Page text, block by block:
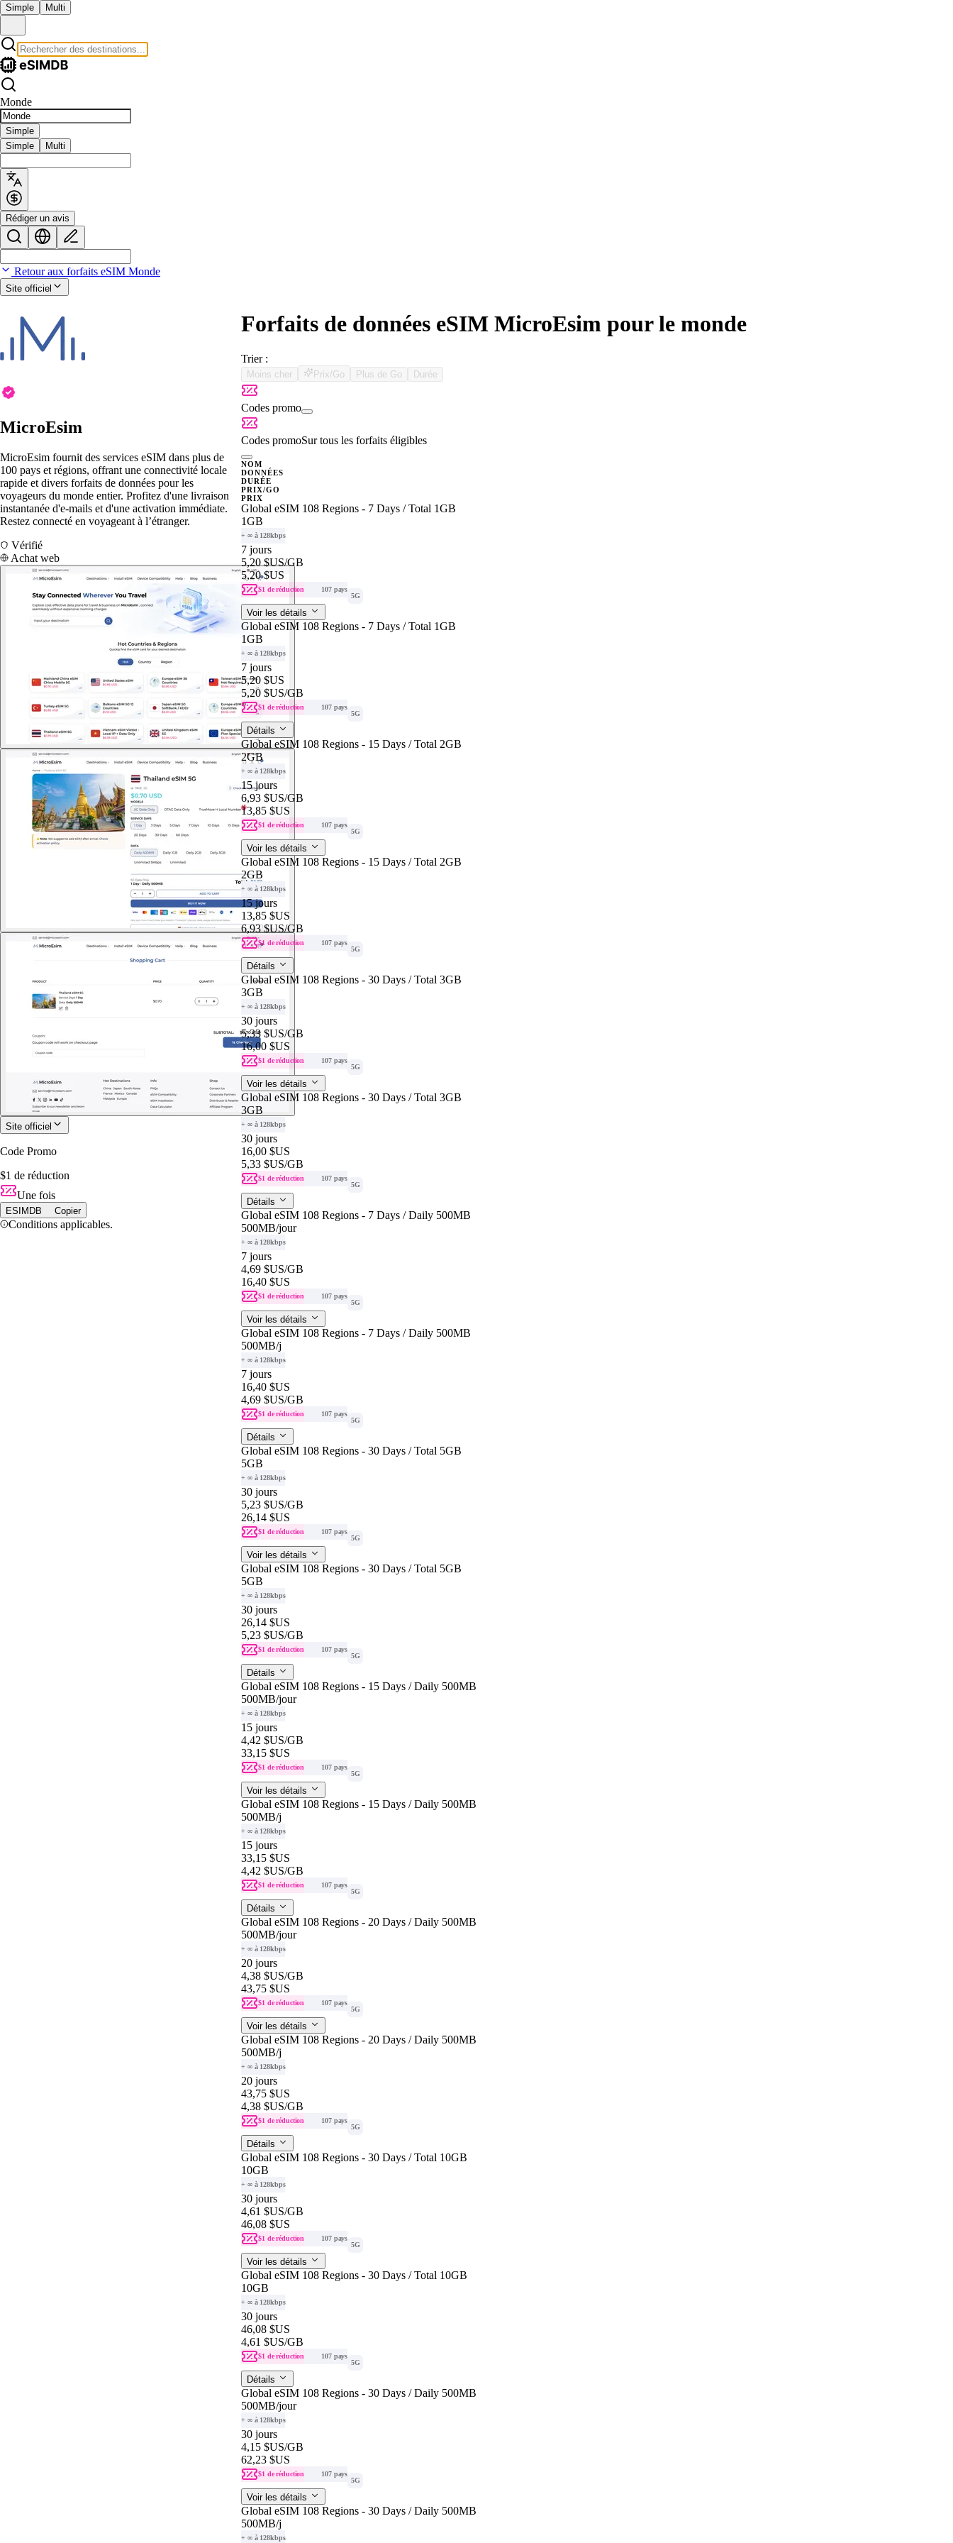
Simple Multi
Monde
Simple
Simple
Multi
Rédiger un avis
Retour aux forfaits eSIM Monde
Site officiel
MicroEsim
MicroEsim fournit des services eSIM dans plus de
100 pays et régions, offrant une connectivité locale
rapide et divers forfaits de données pour les
voyageurs du monde entier. Profitez d'une livraison
instantanée d'e-mails et d'une activation immédiate.
Restez connecté en voyageant à l’étranger.
Vérifié
Achat web
Site officiel
Code Promo
$1 de réduction
Une fois
ESIMDB Copier
Conditions applicables.
Forfaits de données eSIM MicroEsim pour le monde
Trier :
Moins cher Prix/Go Plus de Go Durée
Codes promo
Codes promoSur tous les forfaits éligibles
NOM
DONNÉES
DURÉE
PRIX/GO
PRIX
Global eSIM 108 Regions - 7 Days / Total 1GB
1GB
+ ∞ à 128kbps
7 jours
5,20 $US/GB
5,20 $US
$1 de réduction
107 pays
5G
Voir les détails
Global eSIM 108 Regions - 7 Days / Total 1GB
1GB
+ ∞ à 128kbps
7 jours
5,20 $US
5,20 $US/GB
$1 de réduction
107 pays
5G
Détails
Global eSIM 108 Regions - 15 Days / Total 2GB
2GB
+ ∞ à 128kbps
15 jours
6,93 $US/GB
13,85 $US
$1 de réduction
107 pays
5G
Voir les détails
Global eSIM 108 Regions - 15 Days / Total 2GB
2GB
+ ∞ à 128kbps
15 jours
13,85 $US
6,93 $US/GB
$1 de réduction
107 pays
5G
Détails
Global eSIM 108 Regions - 30 Days / Total 3GB
3GB
+ ∞ à 128kbps
30 jours
5,33 $US/GB
16,00 $US
$1 de réduction
107 pays
5G
Voir les détails
Global eSIM 108 Regions - 30 Days / Total 3GB
3GB
+ ∞ à 128kbps
30 jours
16,00 $US
5,33 $US/GB
$1 de réduction
107 pays
5G
Détails
Global eSIM 108 Regions - 7 Days / Daily 500MB
500MB/jour
+ ∞ à 128kbps
7 jours
4,69 $US/GB
16,40 $US
$1 de réduction
107 pays
5G
Voir les détails
Global eSIM 108 Regions - 7 Days / Daily 500MB
500MB/j
+ ∞ à 128kbps
7 jours
16,40 $US
4,69 $US/GB
$1 de réduction
107 pays
5G
Détails
Global eSIM 108 Regions - 30 Days / Total 5GB
5GB
+ ∞ à 128kbps
30 jours
5,23 $US/GB
26,14 $US
$1 de réduction
107 pays
5G
Voir les détails
Global eSIM 108 Regions - 30 Days / Total 5GB
5GB
+ ∞ à 128kbps
30 jours
26,14 $US
5,23 $US/GB
$1 de réduction
107 pays
5G
Détails
Global eSIM 108 Regions - 15 Days / Daily 500MB
500MB/jour
+ ∞ à 128kbps
15 jours
4,42 $US/GB
33,15 $US
$1 de réduction
107 pays
5G
Voir les détails
Global eSIM 108 Regions - 15 Days / Daily 500MB
500MB/j
+ ∞ à 128kbps
15 jours
33,15 $US
4,42 $US/GB
$1 de réduction
107 pays
5G
Détails
Global eSIM 108 Regions - 20 Days / Daily 500MB
500MB/jour
+ ∞ à 128kbps
20 jours
4,38 $US/GB
43,75 $US
$1 de réduction
107 pays
5G
Voir les détails
Global eSIM 108 Regions - 20 Days / Daily 500MB
500MB/j
+ ∞ à 128kbps
20 jours
43,75 $US
4,38 $US/GB
$1 de réduction
107 pays
5G
Détails
Global eSIM 108 Regions - 30 Days / Total 10GB
10GB
+ ∞ à 128kbps
30 jours
4,61 $US/GB
46,08 $US
$1 de réduction
107 pays
5G
Voir les détails
Global eSIM 108 Regions - 30 Days / Total 10GB
10GB
+ ∞ à 128kbps
30 jours
46,08 $US
4,61 $US/GB
$1 de réduction
107 pays
5G
Détails
Global eSIM 108 Regions - 30 Days / Daily 500MB
500MB/jour
+ ∞ à 128kbps
30 jours
4,15 $US/GB
62,23 $US
$1 de réduction
107 pays
5G
Voir les détails
Global eSIM 108 Regions - 30 Days / Daily 500MB
500MB/j
+ ∞ à 128kbps